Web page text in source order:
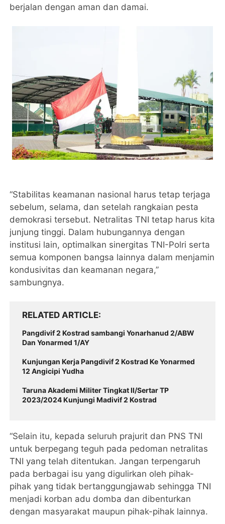
berjalan dengan aman dan damai.
“Stabilitas keamanan nasional harus tetap terjaga
sebelum, selama, dan setelah rangkaian pesta
demokrasi tersebut. Netralitas TNI tetap harus kita
junjung tinggi. Dalam hubungannya dengan
institusi lain, optimalkan sinergitas TNI-Polri serta
semua komponen bangsa lainnya dalam menjamin
kondusivitas dan keamanan negara,”
sambungnya.
RELATED ARTICLE
Pangdivif 2 Kostrad sambangi Yonarhanud 2/ABW
Dan Yonarmed 1/AY
Kunjungan Kerja Pangdivif 2 Kostrad Ke Yonarmed
12 Angicipi Yudha
Taruna Akademi Militer Tingkat II/Sertar TP
2023/2024 Kunjungi Madivif 2 Kostrad
“Selain itu, kepada seluruh prajurit dan PNS TNI
untuk berpegang teguh pada pedoman netralitas
TNI yang telah ditentukan. Jangan terpengaruh
pada berbagai isu yang digulirkan oleh pihak-
pihak yang tidak bertanggungjawab sehingga TNI
menjadi korban adu domba dan dibenturkan
dengan masyarakat maupun pihak-pihak lainnya.